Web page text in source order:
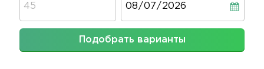
Подобрать варианты